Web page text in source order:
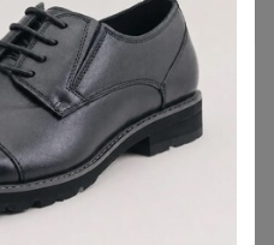
termodevoch_berra